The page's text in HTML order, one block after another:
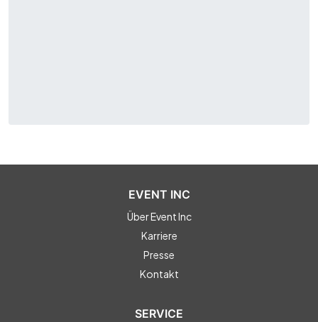
EVENT INC
Über Event Inc
Karriere
Presse
Kontakt
SERVICE